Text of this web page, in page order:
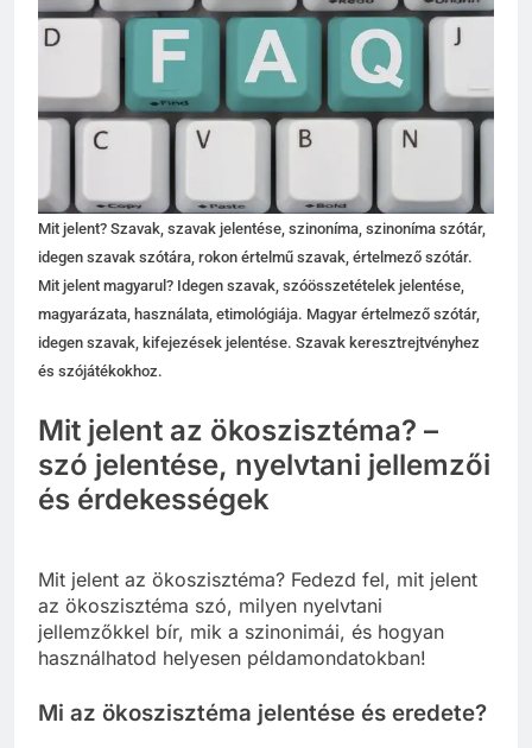
Mit jelent? Szavak, szavak jelentése, szinoníma, szinoníma szótár,
idegen szavak szótára, rokon értelmű szavak, értelmező szótár.
Mit jelent magyarul? Idegen szavak, szóösszetételek jelentése,
magyarázata, használata, etimológiája. Magyar értelmező szótár,
idegen szavak, kifejezések jelentése. Szavak keresztrejtvényhez
és szójátékokhoz.
Mit jelent az ökoszisztéma? –
szó jelentése, nyelvtani jellemzői
és érdekességek
Mit jelent az ökoszisztéma? Fedezd fel, mit jelent
az ökoszisztéma szó, milyen nyelvtani
jellemzőkkel bír, mik a szinonimái, és hogyan
használhatod helyesen példamondatokban!
Mi az ökoszisztéma jelentése és eredete?